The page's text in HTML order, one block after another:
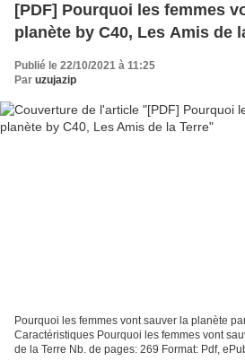
[PDF] Pourquoi les femmes
planète by C40, Les Amis de
Publié le 22/10/2021 à 11:25
Par uzujazip
Pourquoi les femmes vont sauver la planète
Caractéristiques Pourquoi les femmes vont
de la Terre Nb. de pages: 269 Format: Pdf,